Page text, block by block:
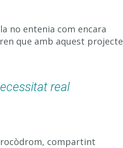
no entenia com encara
que amb aquest projecte
real
compartint